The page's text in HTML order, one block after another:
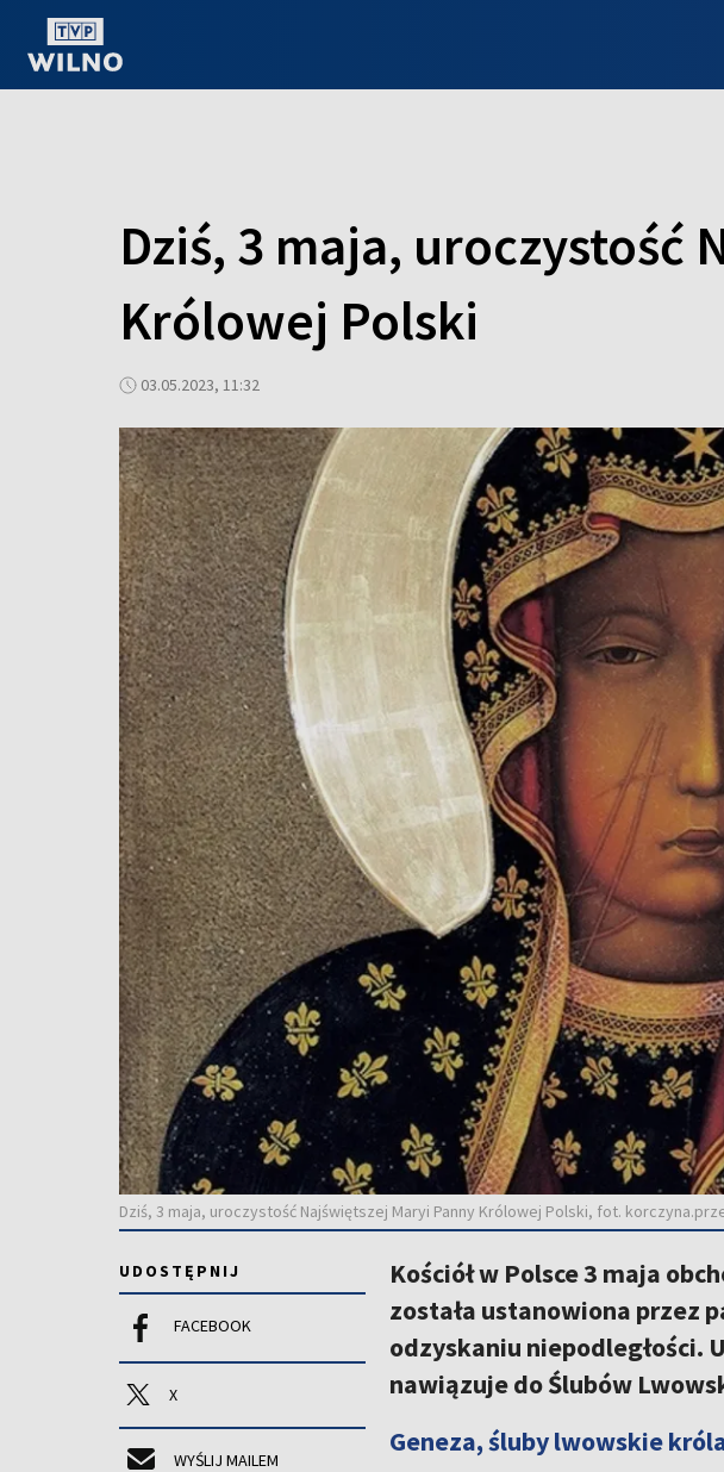
Dziś, 3 maja, uroczystość
Królowej Polski
03.05.2023, 11:32
Dziś, 3 maja, uroczystość Najświętszej Maryi Panny Królowej Polski, fot.
UDOSTĘPNIJ
FACEBOOK
X
WYŚLIJ MAILEM
Kościół w Polsce 3 maja
została ustanowiona przez
odzyskaniu niepodległości.
nawiązuje do Ślubów
Geneza, śluby lwowskie